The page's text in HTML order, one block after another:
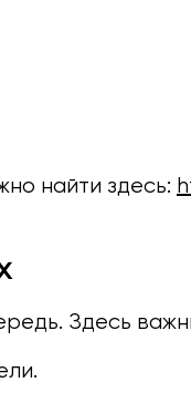
найти здесь:
Здесь